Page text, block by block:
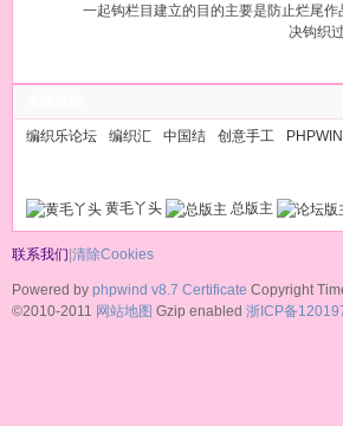
一起钩栏目建立的目的主要是防止烂尾
决钩织
编织乐论坛 编织汇 中国结 创意手工
黄毛丫头 总版主
联系我们|清除Cookies
Powered by phpwind v8.7 Certificate Copyright
©2010-2011 网站地图 Gzip enabled 浙ICP备